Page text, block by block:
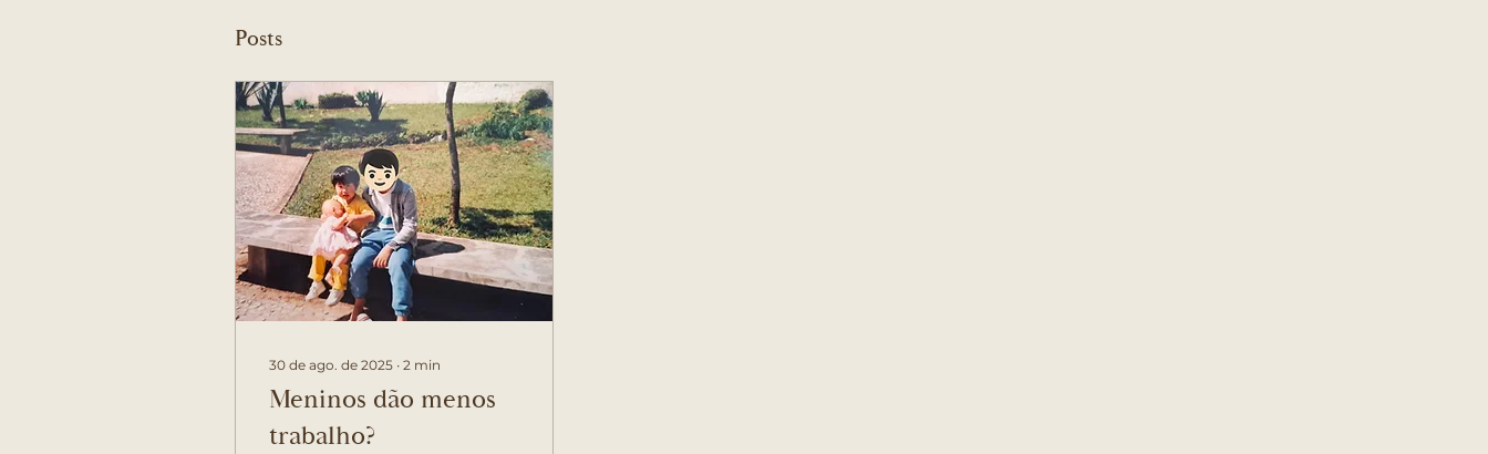
Posts
30 de ago. de 2025 ∙ 2 min
Meninos dão menos
trabalho?